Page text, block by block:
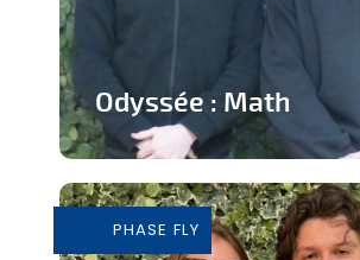
Odyssée : Math
apprendre les mathématiques
En savoir plus
PHASE FLY